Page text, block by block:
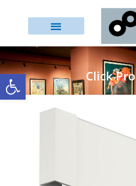
Click Pro